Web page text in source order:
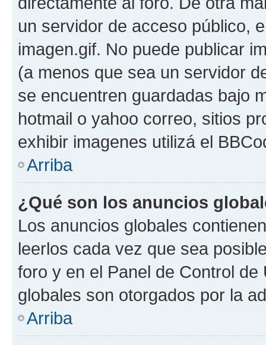
un servidor de acceso público,
imagen.gif. No puede publicar
(a menos que sea un servidor
se encuentren guardadas bajo
hotmail o yahoo correo, sitios
exhibir imagenes utilizá el
Arriba
¿Qué son los anuncios
Los anuncios globales
leerlos cada vez que sea
foro y en el Panel de Control
globales son otorgados por la
Arriba